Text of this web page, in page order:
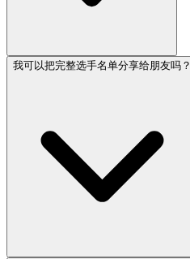
我可以把完整选手名单分享给朋友吗？